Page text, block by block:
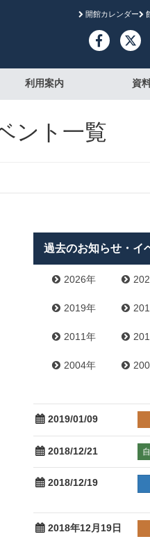
開館カレンダー

利用案内 資
ント一覧
過去のお知らせ・イ
2026年
2019年
2011年
2004年
2019/01/09
2018/12/21
2018/12/19
2018年12月19日